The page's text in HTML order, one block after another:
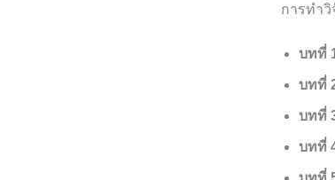
การทำ
บทที่
บทที่
บทที่
บทที่